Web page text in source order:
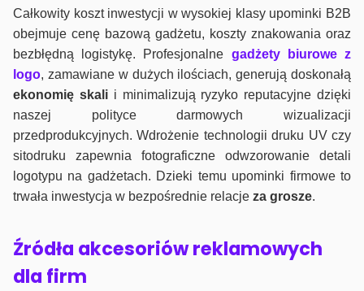
Całkowity koszt inwestycji w wysokiej klasy upominki B2B
obejmuje cenę bazową gadżetu, koszty znakowania oraz
bezbłędną logistykę. Profesjonalne gadżety biurowe z
logo, zamawiane w dużych ilościach, generują doskonałą
ekonomię skalii minimalizują ryzyko reputacyjne dzięki
naszej polityce darmowych wizualizacji
przedprodukcyjnych. Wdrożenie technologii druku UV czy
sitodruku zapewnia fotograficzne odwzorowanie detali
logotypu na gadżetach. Dzieki temu upominki firmowe to
trwała inwestycja w bezpośrednie relacje za grosze.
Źródła akcesoriów reklamowych
dla firm